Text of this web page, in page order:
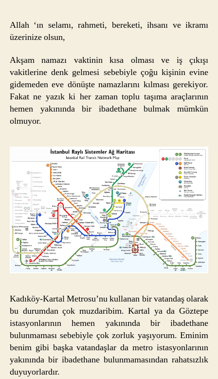
Allah ‘ın selamı, rahmeti, bereketi, ihsanı ve ikramı
üzerinize olsun,
Akşam namazı vaktinin kısa olması ve iş çıkışı
vakitlerine denk gelmesi sebebiyle çoğu kişinin evine
gidemeden eve dönüşte namazlarını kılması gerekiyor.
Fakat ne yazık ki her zaman toplu taşıma araçlarının
hemen yakınında bir ibadethane bulmak mümkün
olmuyor.
Kadıköy-Kartal Metrosu’nu kullanan bir vatandaş olarak
bu durumdan çok muzdaribim. Kartal ya da Göztepe
istasyonlarının hemen yakınında bir ibadethane
bulunmaması sebebiyle çok zorluk yaşıyorum. Eminim
benim gibi başka vatandaşlar da metro istasyonlarının
yakınında bir ibadethane bulunmamasından rahatsızlık
duyuyorlardır.